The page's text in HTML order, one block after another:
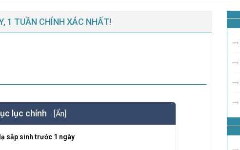
1 TUẦN CHÍNH XÁC NHẤT!
lục chính [Ẩn]
sắp sinh trước 1 ngày